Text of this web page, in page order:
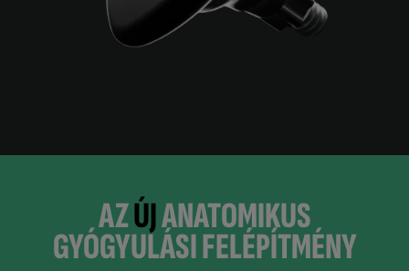
AZÚJANATOMIKUS
GYÓGYULÁSI FELÉPÍTMÉNY